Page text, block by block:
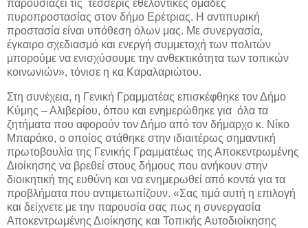
παρουσιάζει τις τέσσερις εθελοντικές ομάδες
πυροπροστασίας στον δήμο Ερέτριας. Η αντιπυρική
προστασία είναι υπόθεση όλων μας. Με συνεργασία,
έγκαιρο σχεδιασμό και ενεργή συμμετοχή των πολιτών
μπορούμε να ενισχύσουμε την ανθεκτικότητα των τοπικών
κοινωνιών», τόνισε η κα Καραλαριώτου.
Στη συνέχεια, η Γενική Γραμματέας επισκέφθηκε τον Δήμο
Κύμης – Αλιβερίου, όπου και ενημερώθηκε για όλα τα
ζητήματα που αφορούν τον Δήμο από τον δήμαρχο κ. Νίκο
Μπαράκο, ο οποίος στάθηκε στην ιδιαιτέρως σημαντική
πρωτοβουλία της Γενικής Γραμματέως της Αποκεντρωμένης
Διοίκησης να βρεθεί στους δήμους που ανήκουν στην
διοικητική της ευθύνη και να ενημερωθεί από κοντά για τα
προβλήματα που αντιμετωπίζουν. «Σας τιμά αυτή η επιλογή
και δείχνετε με την παρουσία σας πως η συνεργασία
Αποκεντρωμένης Διοίκησης και Τοπικής Αυτοδιοίκησης